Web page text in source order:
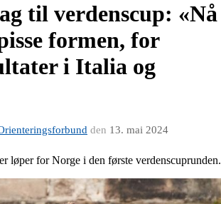
til verdenscup: «Nå
formen, for
i Italia og
den 13. mai 2024
løper for Norge i den første verdenscuprunden.